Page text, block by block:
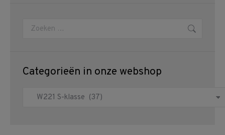
Zoeken:
Categorieën in onze webshop